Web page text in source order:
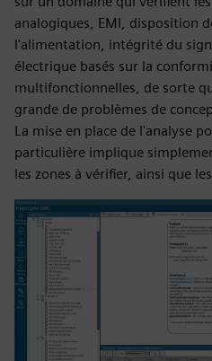
analogiques, EMI, disposition
l'alimentation, intégrité du
électrique basés sur la
multifonctionnelles, de sorte
grande de problèmes de
La mise en place de l'analyse
particulière implique
les zones à vérifier, ainsi que